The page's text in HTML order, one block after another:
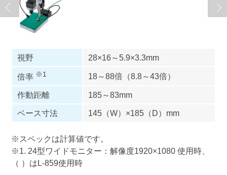
視野 28×16～5.9×3.3mm
倍率 ※1 18～88倍（8.8～43倍）
作動距離
185～83mm
ベース寸法
145（W）×185（D）mm
※スペックは計算値です。
※1. 24型ワイドモニター：解像度1920×1080 使用時、
（ ）はL-859使用時